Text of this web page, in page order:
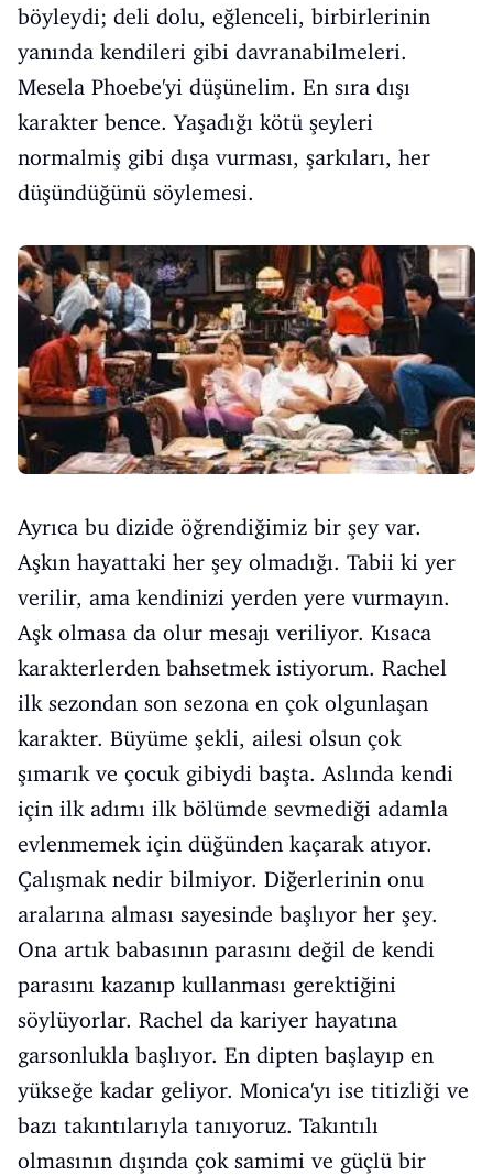
böyleydi; deli dolu, eğlenceli, birbirlerinin
yanında kendileri gibi davranabilmeleri.
Mesela Phoebe'yi düşünelim. En sıra dışı
karakter bence. Yaşadığı kötü şeyleri
normalmiş gibi dışa vurması, şarkıları, her
düşündüğünü söylemesi.
Ayrıca bu dizide öğrendiğimiz bir şey var.
Aşkın hayattaki her şey olmadığı. Tabii ki yer
verilir, ama kendinizi yerden yere vurmayın.
Aşk olmasa da olur mesajı veriliyor. Kısaca
karakterlerden bahsetmek istiyorum. Rachel
ilk sezondan son sezona en çok olgunlaşan
karakter. Büyüme şekli, ailesi olsun çok
şımarık ve çocuk gibiydi başta. Aslında kendi
için ilk adımı ilk bölümde sevmediği adamla
evlenmemek için düğünden kaçarak atıyor.
Çalışmak nedir bilmiyor. Diğerlerinin onu
aralarına alması sayesinde başlıyor her şey.
Ona artık babasının parasını değil de kendi
parasını kazanıp kullanması gerektiğini
söylüyorlar. Rachel da kariyer hayatına
garsonlukla başlıyor. En dipten başlayıp en
yükseğe kadar geliyor. Monica'yı ise titizliği ve
bazı takıntılarıyla tanıyoruz. Takıntılı
olmasının dışında çok samimi ve güçlü bir